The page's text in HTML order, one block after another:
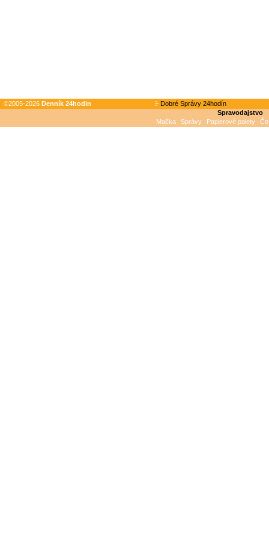
©2005-2026 Denník 24hodin
Dobré Správy 24hodín
Spravodajstvo
Mačka
Správy Papierové palety